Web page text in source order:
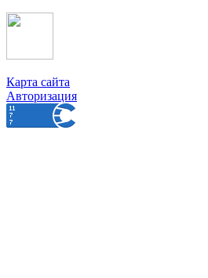
Карта сайта
Авторизация